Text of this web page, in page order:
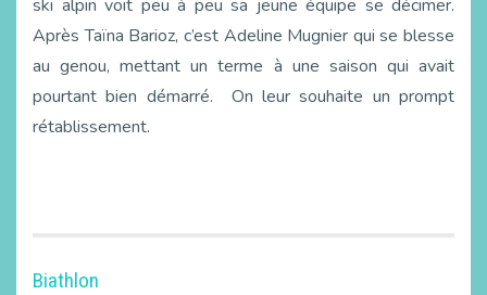
ski alpin voit peu à peu sa jeune équipe se décimer.
Après Taïna Barioz, c’est Adeline Mugnier qui se blesse
au genou, mettant un terme à une saison qui avait
pourtant bien démarré. On leur souhaite un prompt
rétablissement.
Biathlon